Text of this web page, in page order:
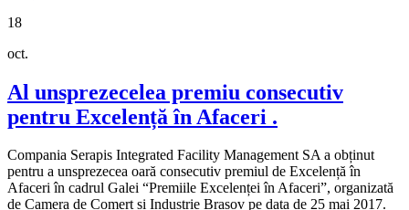
18
oct.
Al unsprezecelea premiu consecutiv
pentru Excelență în Afaceri .
Compania Serapis Integrated Facility Management SA a obținut
pentru a unsprezecea oară consecutiv premiul de Excelență în
Afaceri în cadrul Galei “Premiile Excelenței în Afaceri”, organizată
de Camera de Comerț și Industrie Brașov pe data de 25 mai 2017.